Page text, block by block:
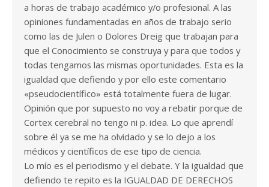
a horas de trabajo académico y/o profesional. A las
opiniones fundamentadas en años de trabajo serio
como las de Julen o Dolores Dreig que trabajan para
que el Conocimiento se construya y para que todos y
todas tengamos las mismas oportunidades. Esta es la
igualdad que defiendo y por ello este comentario
«pseudocientífico» está totalmente fuera de lugar.
Opinión que por supuesto no voy a rebatir porque de
Cortex cerebral no tengo ni p. idea. Lo que aprendí
sobre él ya se me ha olvidado y se lo dejo a los
médicos y científicos de ese tipo de ciencia.
Lo mío es el periodismo y el debate. Y la igualdad que
defiendo te repito es la IGUALDAD DE DERECHOS